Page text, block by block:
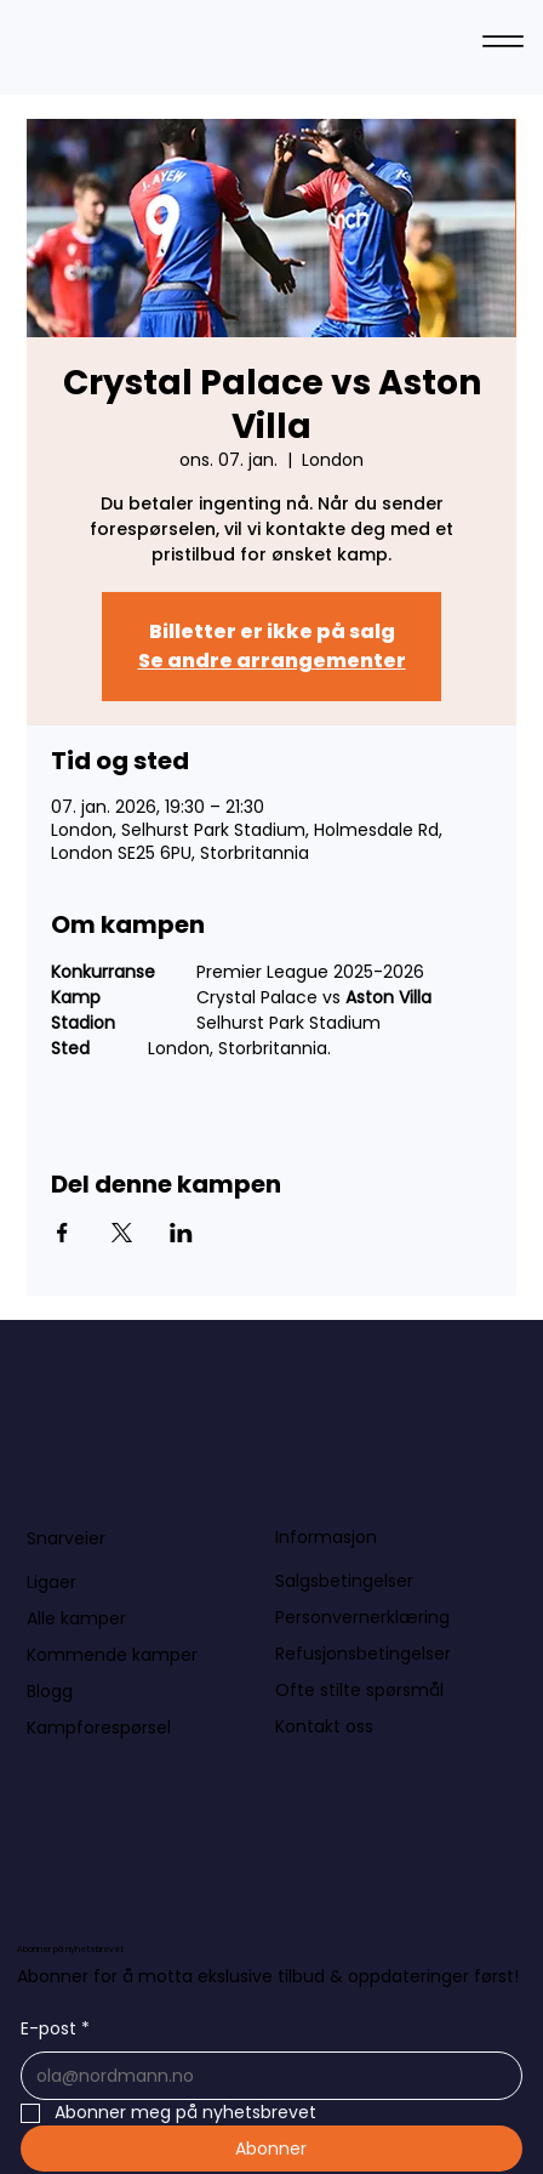
Crystal Palace vs Aston
Villa
ons. 07. jan.
  |
London
Du betaler ingenting nå. Når du sender
forespørselen, vil vi kontakte deg med et
pristilbud for ønsket kamp.
Billetter er ikke på salg
Se andre arrangementer
Tid og sted
07. jan. 2026, 19:30 – 21:30
London, Selhurst Park Stadium, Holmesdale Rd,
London SE25 6PU, Storbritannia
Om kampen
Konkurranse
	Premier League 2025-2026
Kamp
		Crystal Palace vs
Aston Villa
	Selhurst Park Stadium
Sted
		London, Storbritannia.
Del denne kampen
Snarveier
Ligaer
Alle kamper
Kommende kamper
Blogg
Kampforespørsel
Informasjon
Salgsbetingelser
Personvernerklæring
Refusjonsbetingelser
Ofte stilte spørsmål
Kontakt oss
Abonner på nyhetsbrevet
Abonner for å motta ekslusive tilbud & oppdateringer først!
E-post *
Abonner meg på nyhetsbrevet
Abonner